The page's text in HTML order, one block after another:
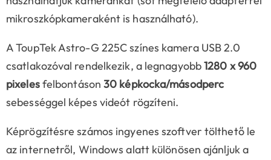
mikroszkópkameraként is használható).
A ToupTek Astro-G 225C színes kamera USB 2.0
csatlakozóval rendelkezik, a legnagyobb1280 x 960
pixelesfelbontáson30 képkocka/másodperc
sebességgel képes videót rögzíteni.
Képrögzítésre számos ingyenes szoftver tölthető le
az internetről, Windows alatt különösen ajánljuk a